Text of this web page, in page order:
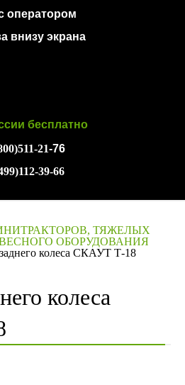
оператором
внизу экрана
бесплатно
21-76
39-66
ТЯЖЕЛЫХ
ОБОРУДОВАНИЯ
колеса СКАУТ Т-18
колеса